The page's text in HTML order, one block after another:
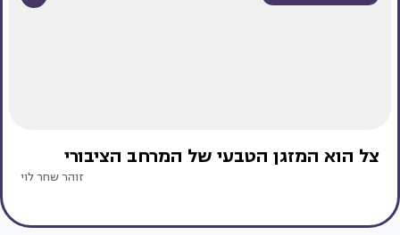
צל הוא המזגן הטבעי של המרחב הציבורי
זוהר שחר לוי